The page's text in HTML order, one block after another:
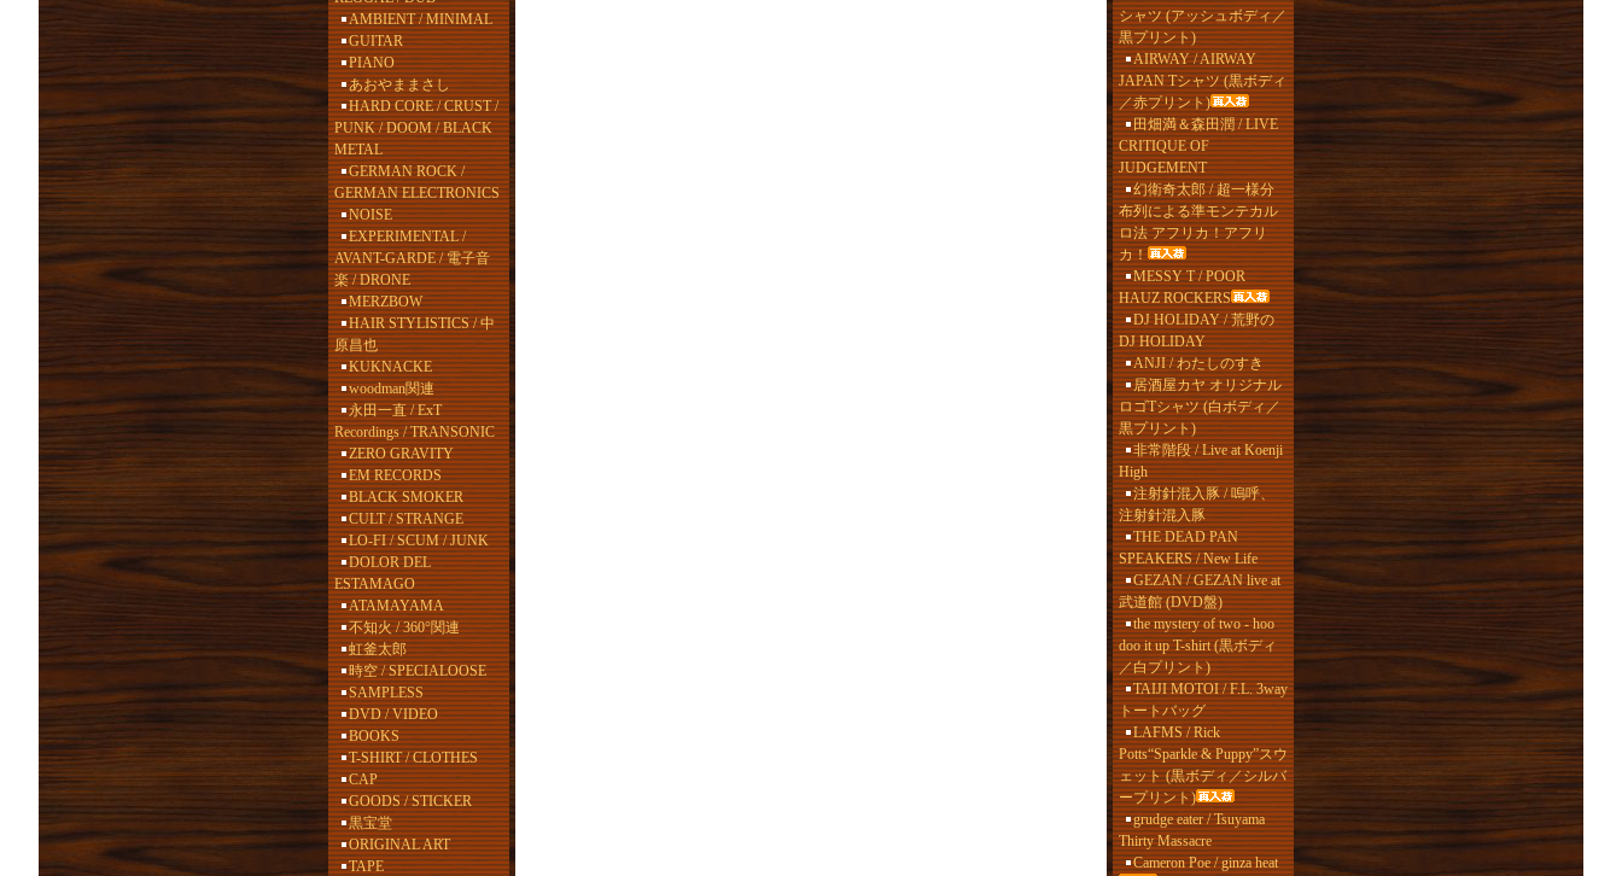
AMBIENT / MINIMAL
GUITAR
PIANO
あおやままさし
HARD CORE / CRUST /
PUNK / DOOM / BLACK
METAL
GERMAN ROCK /
GERMAN ELECTRONICS
NOISE
EXPERIMENTAL /
AVANT-GARDE / 電子音
楽 / DRONE
MERZBOW
HAIR STYLISTICS / 中
原昌也
KUKNACKE
woodman関連
永田一直 / ExT
Recordings / TRANSONIC
ZERO GRAVITY
EM RECORDS
BLACK SMOKER
CULT / STRANGE
LO-FI / SCUM / JUNK
DOLOR DEL
ESTAMAGO
ATAMAYAMA
不知火 / 360°関連
虹釜太郎
時空 / SPECIALOOSE
SAMPLESS
DVD / VIDEO
BOOKS
T-SHIRT / CLOTHES
CAP
GOODS / STICKER
黒宝堂
ORIGINAL ART
TAPE
シャツ (アッシュボディ／
黒プリント)
AIRWAY / AIRWAY
JAPAN Tシャツ (黒ボディ
／赤プリント)
田畑満＆森田潤 / LIVE
CRITIQUE OF
JUDGEMENT
幻衛奇太郎 / 超一様分
布列による準モンテカル
ロ法 アフリカ！アフリ
カ！
MESSY T / POOR
HAUZ ROCKERS
DJ HOLIDAY / 荒野の
DJ HOLIDAY
ANJI / わたしのすき
居酒屋カヤ オリジナル
ロゴTシャツ (白ボディ／
黒プリント)
非常階段 / Live at Koenji
High
注射針混入豚 / 嗚呼、
注射針混入豚
THE DEAD PAN
SPEAKERS / New Life
GEZAN / GEZAN live at
武道館 (DVD盤)
the mystery of two - hoo
doo it up T-shirt (黒ボディ
／白プリント)
TAIJI MOTOI / F.L. 3way
トートバッグ
LAFMS / Rick
Potts“Sparkle & Puppy”スウ
ェット (黒ボディ／シルバ
ープリント)
grudge eater / Tsuyama
Thirty Massacre
Cameron Poe / ginza heat